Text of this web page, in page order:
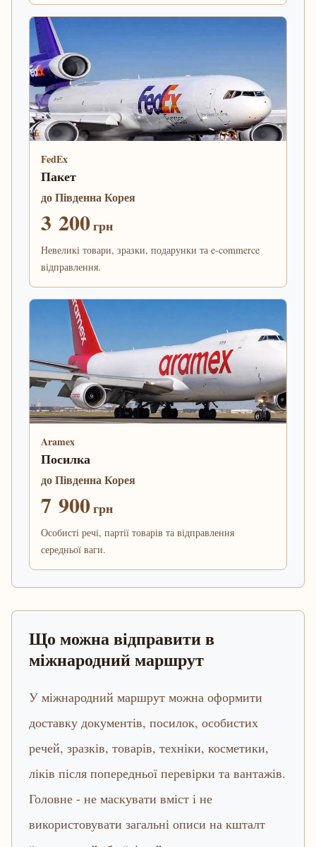
FedEx
Пакет
до Південна Корея
3 200грн
Невеликі товари, зразки, подарунки та e-commerce
відправлення.
Aramex
Посилка
до Південна Корея
7 900грн
Особисті речі, партії товарів та відправлення
середньої ваги.
Що можна відправити в
міжнародний маршрут
У міжнародний маршрут можна оформити
доставку документів, посилок, особистих
речей, зразків, товарів, техніки, косметики,
ліків після попередньої перевірки та вантажів.
Головне - не маскувати вміст і не
використовувати загальні описи на кшталт